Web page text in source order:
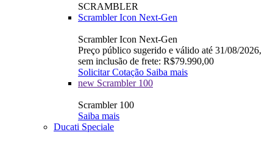
SCRAMBLER
Scrambler Icon Next-Gen
Scrambler Icon Next-Gen
Preço público sugerido e válido até 31/08/2026,
sem inclusão de frete: R$79.990,00
Solicitar Cotação Saiba mais
new Scrambler 100
Scrambler 100
Saiba mais
Ducati Speciale